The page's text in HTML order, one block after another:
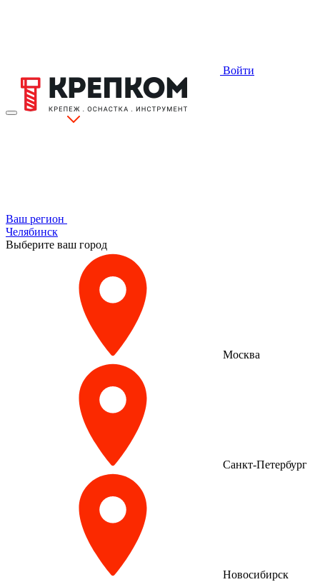
Войти
Ваш регион
Челябинск
Выберите ваш город
Москва
Санкт-Петербург
Новосибирск